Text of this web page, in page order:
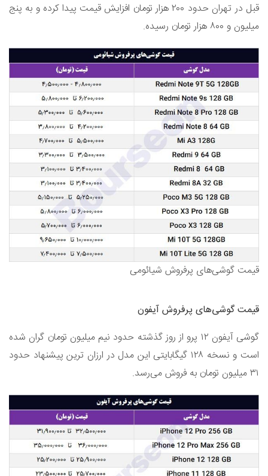
قبل در تهران حدود ۲۰۰ هزار تومان افزایش قیمت پیدا کرده و به پنج
میلیون و ۸۰۰ هزار تومان رسیده.
قیمت گوشی‌های پرفروش شیائومی
قیمت گوشی‌های پرفروش آیفون
گوشی آیفون ۱۲ پرو از روز گذشته حدود نیم میلیون تومان گران شده
است و نسخه ۱۲۸ گیگابایتی این مدل در ارزان ترین پیشنهاد حدود
۳۱ میلیون تومان به فروش می‌رسد.